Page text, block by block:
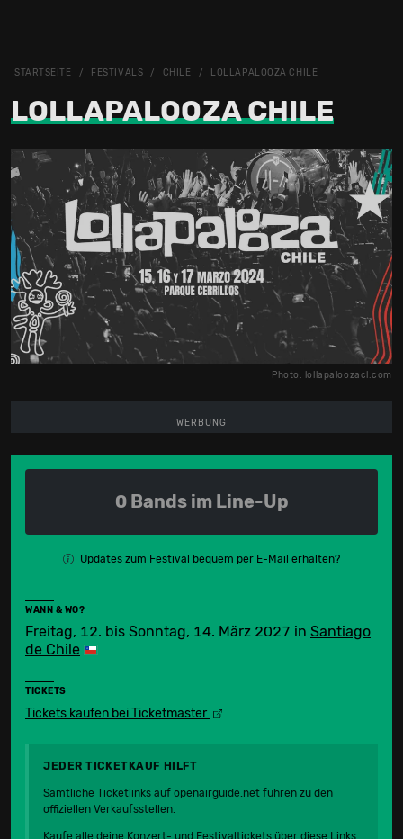
STARTSEITE FESTIVALS CHILE LOLLAPALOOZA CHILE
LOLLAPALOOZA CHILE
Photo: lollapaloozacl.com
WERBUNG
0 Bands im Line-Up
Updates zum Festival bequem per E-Mail erhalten?
WANN & WO?
Freitag, 12. bis Sonntag, 14. März 2027 in Santiago
de Chile
TICKETS
Tickets kaufen bei Ticketmaster
JEDER TICKETKAUF HILFT
Sämtliche Ticketlinks auf openairguide.net führen zu den
offiziellen Verkaufs­stellen.
Kaufe alle deine Konzert- und Festival­tickets über diese Links